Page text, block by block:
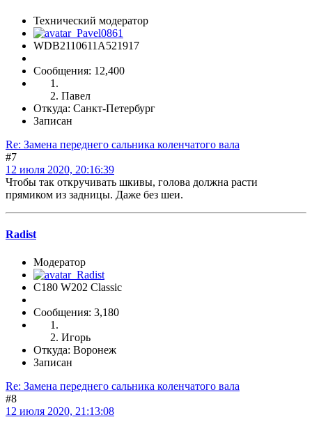
Технический модератор
WDB2110611A521917
Сообщения: 12,400
Павел
Откуда: Санкт-Петербург
Записан
Re: Замена переднего сальника коленчатого вала
#7
12 июля 2020, 20:16:39
Чтобы так откручивать шкивы, голова должна расти
прямиком из задницы. Даже без шеи.
Radist
Модератор
C180 W202 Classic
Сообщения: 3,180
Игорь
Откуда: Воронеж
Записан
Re: Замена переднего сальника коленчатого вала
#8
12 июля 2020, 21:13:08